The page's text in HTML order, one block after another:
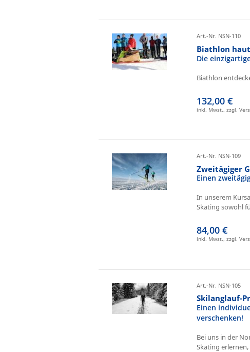
Art.-Nr. NSN-110
Biathlon
Die
Biathlon
132,00 €
inkl. Mwst., zzgl.
Art.-Nr. NSN-109
Zweitägiger
Einen
In unserem
Skating sowohl
84,00 €
inkl. Mwst., zzgl.
Art.-Nr. NSN-105
Skilanglauf-
Einen
verschenken!
Bei uns in der
Skating